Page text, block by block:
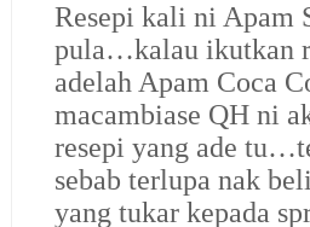
Resepi kali ni Apam
pula…kalau ikutkan
adelah Apam Coca
macambiase QH ni
resepi yang ade
sebab terlupa nak
yang tukar kepada